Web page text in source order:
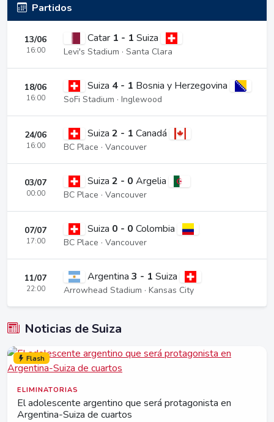
Partidos
13/06
16:00
Catar 1 - 1 Suiza
Levi's Stadium · Santa Clara
18/06
16:00
Suiza 4 - 1 Bosnia y Herzegovina
SoFi Stadium · Inglewood
24/06
16:00
Suiza 2 - 1 Canadá
BC Place · Vancouver
03/07
00:00
Suiza 2 - 0 Argelia
BC Place · Vancouver
07/07
17:00
Suiza 0 - 0 Colombia
BC Place · Vancouver
11/07
22:00
Argentina 3 - 1 Suiza
Arrowhead Stadium · Kansas City
Noticias de Suiza
Flash
ELIMINATORIAS
El adolescente argentino que será protagonista en
Argentina-Suiza de cuartos